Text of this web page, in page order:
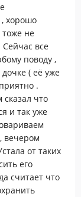
хорошо
тоже не
все
поводу ,
( её уже
.
сказал что
и так уже
вечером
от таких
его
считает что